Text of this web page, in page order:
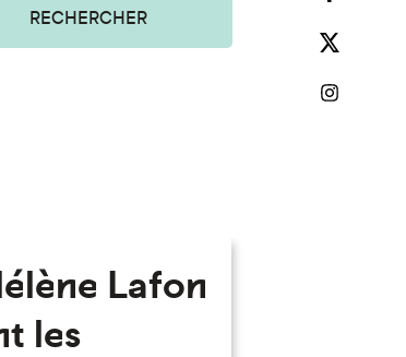
RECHERCHER
Lafon
les